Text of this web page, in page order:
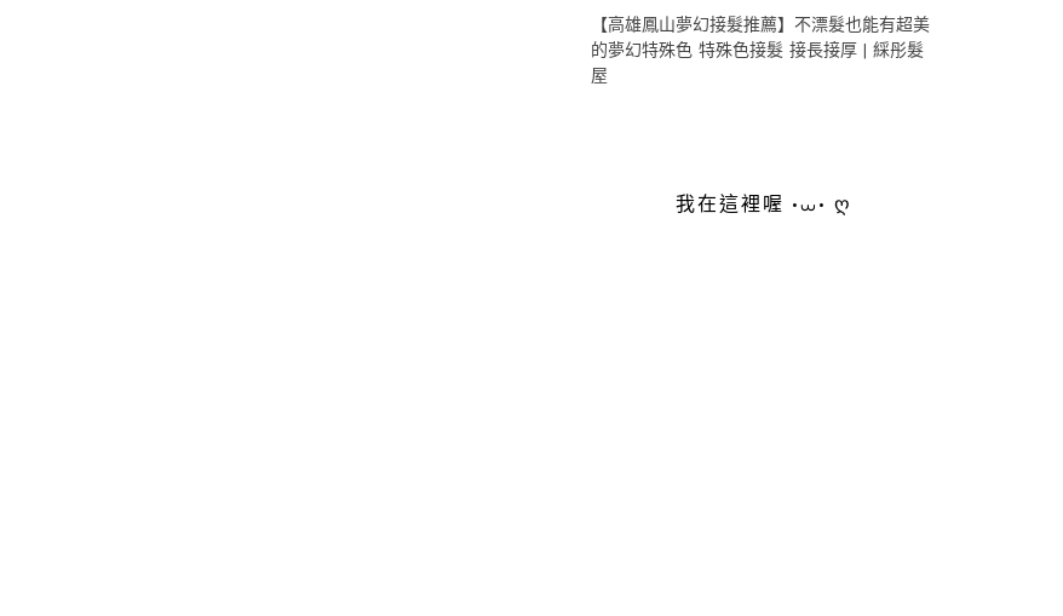
【高雄鳳山夢幻接髮推薦】不漂髮也能有超美
的夢幻特殊色 特殊色接髮 接長接厚 | 綵彤髮
屋
我在這裡喔 •⩊• ღ